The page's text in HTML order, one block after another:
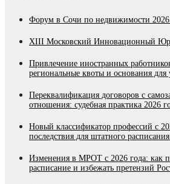
Форум в Сочи по недвижимости 2026
XIII Московский Инновационный
Привлечение иностранных
региональные квоты и основания для
Переквалификация договоров с
отношения: судебная практика 2026
Новый классификатор профессий с
последствия для штатного
Изменения в МРОТ с 2026 года: как
расписание и избежать претензий